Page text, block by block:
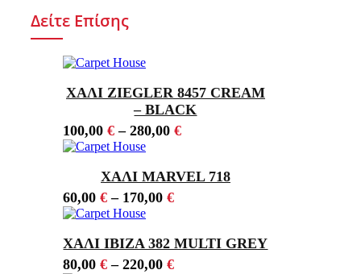
Δείτε Επίσης
ΧΑΛΙ ZIEGLER 8457 CREAM
– BLACK
100,00 €– 280,00 €
ΧΑΛΙ MARVEL 718
60,00 €– 170,00 €
ΧΑΛΙ IBIZA 382 MULTI GREY
80,00 €– 220,00 €